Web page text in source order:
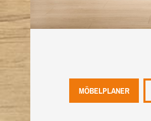
MÖBELPLANER